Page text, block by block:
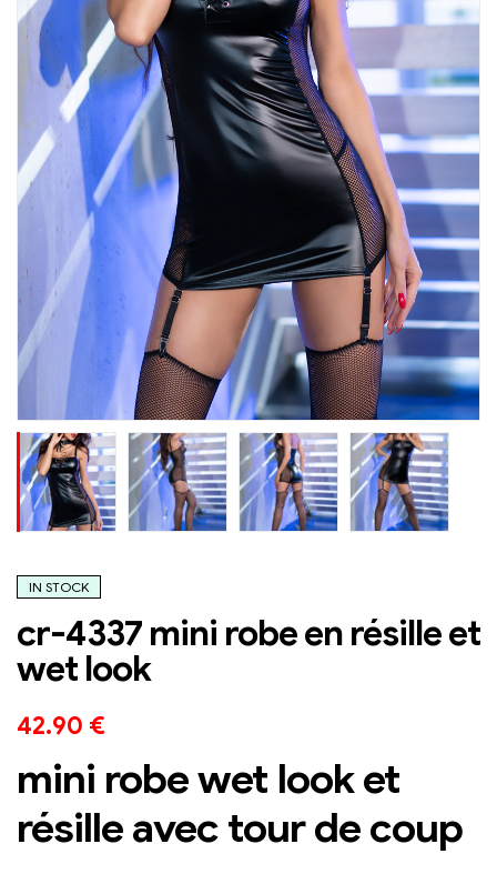
IN STOCK
cr-4337 mini robe en résille et
wet look
42.90 €
mini robe wet look et
résille avec tour de coup